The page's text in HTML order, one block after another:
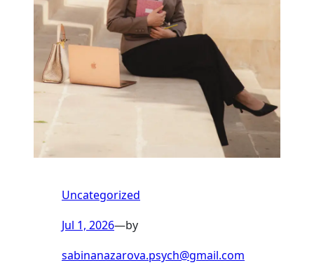
Uncategorized
Jul 1, 2026—by
sabinanazarova.psych@gmail.com